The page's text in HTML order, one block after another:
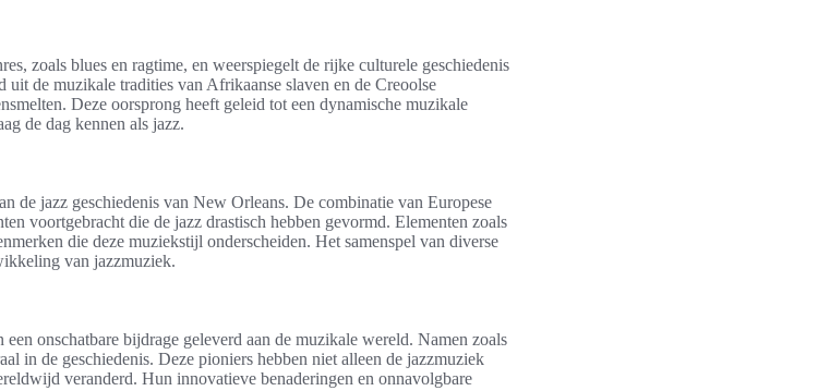
zoals blues en ragtime, en weerspiegelt de rijke culturele geschiedenis
de muzikale tradities van Afrikaanse slaven en de Creoolse
Deze oorsprong heeft geleid tot een dynamische muzikale
de dag kennen als jazz.
de jazz geschiedenis van New Orleans. De combinatie van Europese
voortgebracht die de jazz drastisch hebben gevormd. Elementen zoals
die deze muziekstijl onderscheiden. Het samenspel van diverse
van jazzmuziek.
onschatbare bijdrage geleverd aan de muzikale wereld. Namen zoals
in de geschiedenis. Deze pioniers hebben niet alleen de jazzmuziek
veranderd. Hun innovatieve benaderingen en onnavolgbare